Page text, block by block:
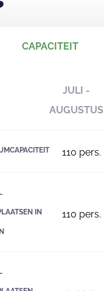
CAPACITEIT
JULI -
AUGUSTUS
110 pers.
IN 110 pers.